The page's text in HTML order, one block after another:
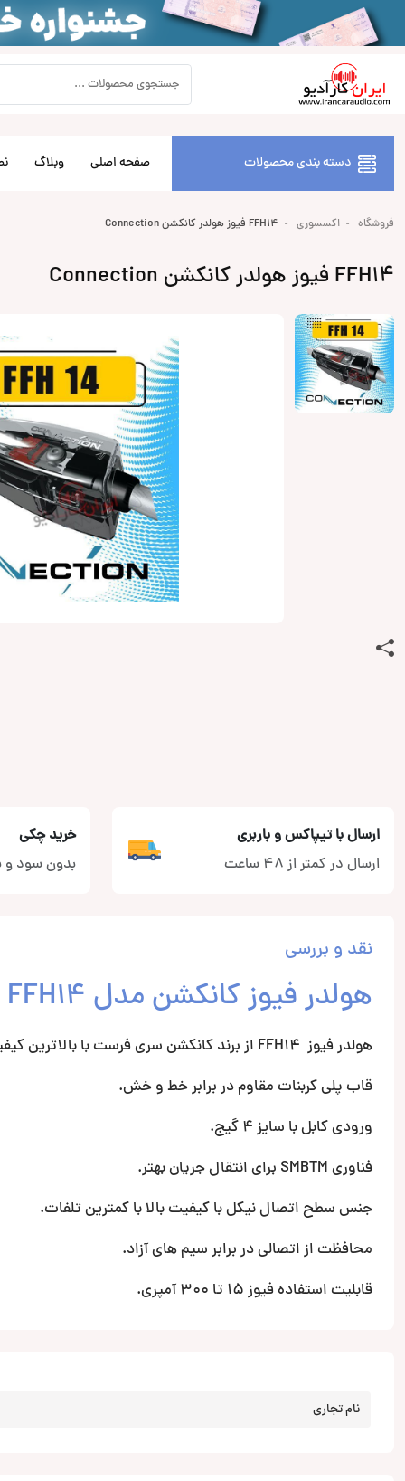
دسته بندی محصولات صفحه اصلی وبلاگ
فروشگاه اکسسوری FFH14 فیوز هولدر کانکشن Connection
FFH14 فیوز هولدر کانکشن Connection
ارسال با تیپاکس و باربری
ارسال در کمتر از 48 ساعت
خرید چکی
بدون سود و
نقد و بررسی
هولدر فیوز کانکشن مدل FFH14
هولدر فیوز FFH14 از برند کانکشن سری فرست با بالاترین کیفیت.
قاب پلی کربنات مقاوم در برابر خط و خش.
ورودی کابل با سایز 4 گیج.
فناوری SMBTM برای انتقال جریان بهتر.
جنس سطح اتصال نیکل با کیفیت بالا با کمترین تلفات.
محافظت از اتصالی در برابر سیم های آزاد.
قابلیت استفاده فیوز 15 تا 300 آمپری.
نام تجاری